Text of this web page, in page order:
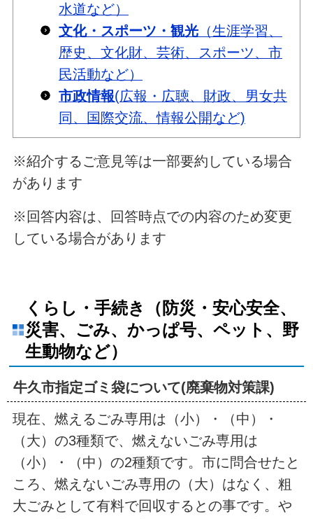
水道など）
文化・スポーツ・観光（生涯学習、
歴史、文化財、芸術、スポーツ、市
民活動など）
市政情報(広報・広聴、財政、男女共
同、国際交流、情報公開など)
※紹介するご意見等は一部要約している場合
があります
※回答内容は、回答時点での内容のため変更
している場合があります
くらし・手続き（防災・安心安全、
災害、ごみ、かっぱ号、ペット、野
生動物など）
牛久市指定ゴミ袋について(廃棄物対策課)
現在、燃えるごみ専用は（小）・（中）・
（大）の3種類で、燃えないごみ専用は
（小）・（中）の2種類です。市に問合せたと
ころ、燃えないごみ専用の（大）はなく、粗
大ごみとして有料で回収するとの事です。や